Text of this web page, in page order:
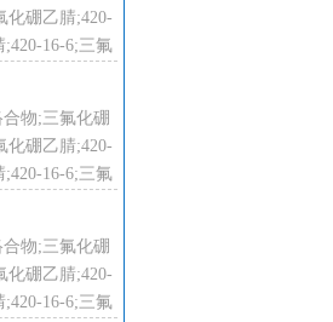
化硼乙腈;420-
16-6;三氟
物;三氟化硼
化硼乙腈;420-
16-6;三氟
物;三氟化硼
化硼乙腈;420-
16-6;三氟